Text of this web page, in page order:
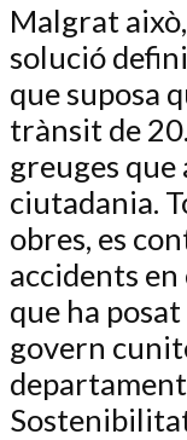
Malgrat
solució
que suposa
trànsit de
greuges
ciutadania.
obres, es
accidents en
que ha
govern